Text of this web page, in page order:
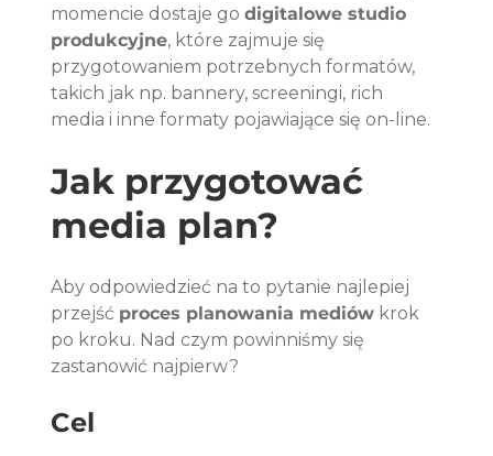
momencie dostaje go digitalowe studio
produkcyjne, które zajmuje się
przygotowaniem potrzebnych formatów,
takich jak np. bannery, screeningi, rich
media i inne formaty pojawiające się on-line.
Jak przygotować
media plan?
Aby odpowiedzieć na to pytanie najlepiej
przejść proces planowania mediów krok
po kroku. Nad czym powinniśmy się
zastanowić najpierw?
Cel